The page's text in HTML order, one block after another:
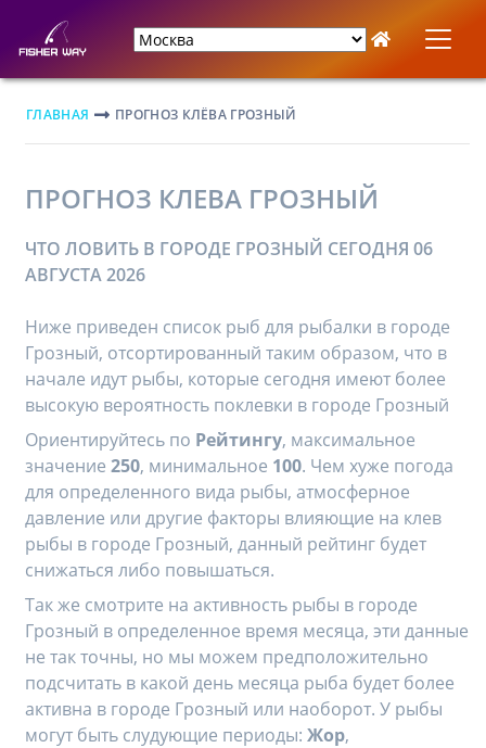
ГЛАВНАЯ ПРОГНОЗ КЛЁВА ГРОЗНЫЙ
ПРОГНОЗ КЛЕВА ГРОЗНЫЙ
ЧТО ЛОВИТЬ В ГОРОДЕ ГРОЗНЫЙ СЕГОДНЯ 06
АВГУСТА 2026
Ниже приведен список рыб для рыбалки в городе
Грозный, отсортированный таким образом, что в
начале идут рыбы, которые сегодня имеют более
высокую вероятность поклевки в городе Грозный
Ориентируйтесь по Рейтингу, максимальное
значение 250, минимальное 100. Чем хуже погода
для определенного вида рыбы, атмосферное
давление или другие факторы влияющие на клев
рыбы в городе Грозный, данный рейтинг будет
снижаться либо повышаться.
Так же смотрите на активность рыбы в городе
Грозный в определенное время месяца, эти данные
не так точны, но мы можем предположительно
подсчитать в какой день месяца рыба будет более
активна в городе Грозный или наоборот. У рыбы
могут быть слудующие периоды: Жор,